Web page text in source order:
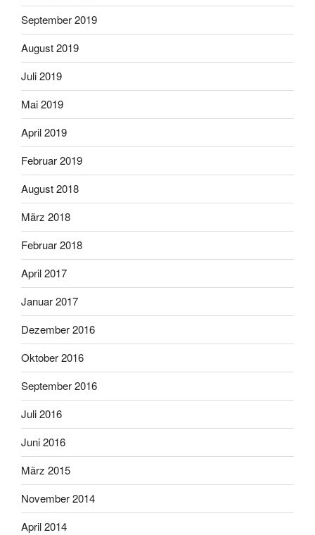
September 2019
August 2019
Juli 2019
Mai 2019
April 2019
Februar 2019
August 2018
März 2018
Februar 2018
April 2017
Januar 2017
Dezember 2016
Oktober 2016
September 2016
Juli 2016
Juni 2016
März 2015
November 2014
April 2014